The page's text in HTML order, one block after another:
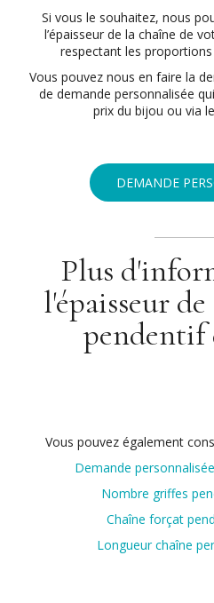
Si vous le souhaitez, nous
l’épaisseur de la chaîne de
respectant les
Vous pouvez nous en faire la
de demande personnalisée
prix du bijou ou via
DEMANDE
Plus
l'épaisseur
pendentif
Vous pouvez également
Demande
Nombre griffes
Chaîne forçat
Longueur chaîne